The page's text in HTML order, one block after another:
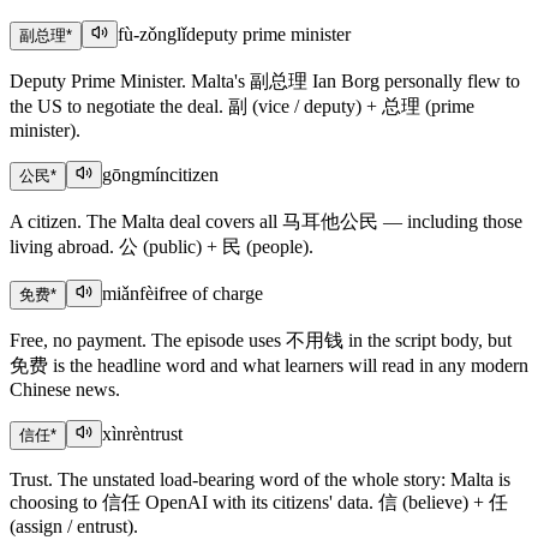
副总理* fù-zǒnglǐdeputy prime minister
Deputy Prime Minister. Malta's 副总理 Ian Borg personally flew to
the US to negotiate the deal. 副 (vice / deputy) + 总理 (prime
minister).
公民* gōngmíncitizen
A citizen. The Malta deal covers all 马耳他公民 — including those
living abroad. 公 (public) + 民 (people).
免费* miǎnfèifree of charge
Free, no payment. The episode uses 不用钱 in the script body, but
免费 is the headline word and what learners will read in any modern
Chinese news.
信任* xìnrèntrust
Trust. The unstated load-bearing word of the whole story: Malta is
choosing to 信任 OpenAI with its citizens' data. 信 (believe) + 任
(assign / entrust).